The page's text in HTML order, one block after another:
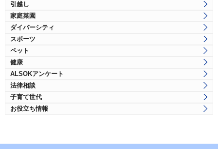
引越し
家庭菜園
ダイバーシティ
スポーツ
ペット
健康
ALSOKアンケート
法律相談
子育て世代
お役立ち情報